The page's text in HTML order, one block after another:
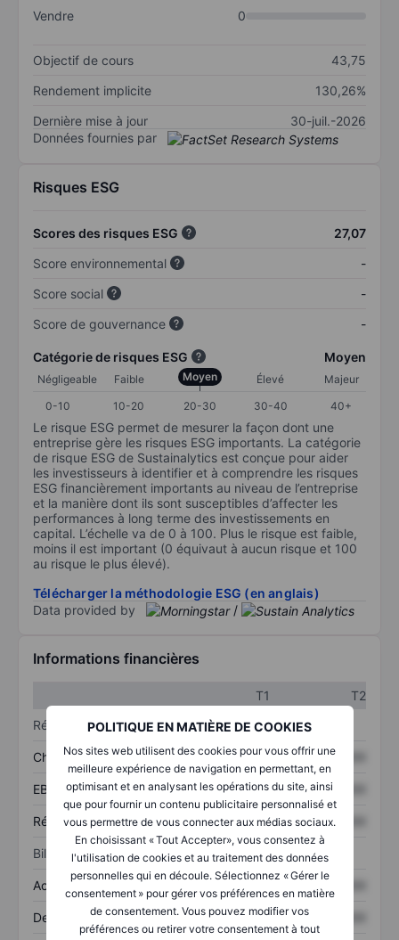
POLITIQUE EN MATIÈRE DE COOKIES
Nos sites web utilisent des cookies pour vous offrir une
meilleure expérience de navigation en permettant, en
optimisant et en analysant les opérations du site, ainsi
que pour fournir un contenu publicitaire personnalisé et
vous permettre de vous connecter aux médias sociaux.
En choisissant « Tout Accepter», vous consentez à
l'utilisation de cookies et au traitement des données
personnelles qui en découle. Sélectionnez « Gérer le
consentement » pour gérer vos préférences en matière
de consentement. Vous pouvez modifier vos
préférences ou retirer votre consentement à tout
Vendre
0
Objectif de cours
43,75
Rendement implicite
130,26%
Dernière mise à jour
30-juil.-2026
Données fournies par
Risques ESG
Scores des risques ESG
27,07
Score environnemental
-
Score social
-
Score de gouvernance
-
Catégorie de risques ESG Moyen
Négligeable Faible Moyen Élevé
Majeur
0-10
10-20 20-30 30-40 40+
Le risque ESG permet de mesurer la façon dont une
entreprise gère les risques ESG importants. La catégorie
de risque ESG de Sustainalytics est conçue pour aider
les investisseurs à identifier et à comprendre les risques
ESG financièrement importants au niveau de l’entreprise
et la manière dont ils sont susceptibles d’affecter les
performances à long terme des investissements en
capital. L’échelle va de 0 à 100. Plus le risque est faible,
moins il est important (0 équivaut à aucun risque et 100
au risque le plus élevé).
Télécharger la méthodologie ESG (en anglais)
Data provided by
/
Informations financières
T1
T2
Résultats
Chiffre d’affaires XXXXXXX XXXXXXX
EBITDA XXXXXXX XXXXXXX
Résultat net XXXXXXX XXXXXXX
Bilan
Actifs totaux XXXXXXX XXXXXXX
Dette totale XXXXXXX